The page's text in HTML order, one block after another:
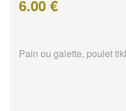
6.00 €
Pain ou galette, poulet